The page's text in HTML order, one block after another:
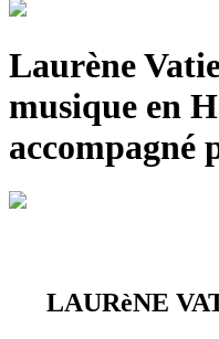
Laurène
musique en
accompagné
LAURèNE